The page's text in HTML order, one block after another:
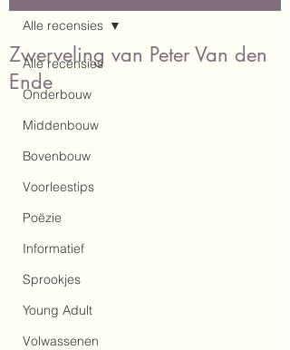
Alle recensies
Onderbouw
Middenbouw
Bovenbouw
Voorleestips
Poëzie
Informatief
Sprookjes
Young Adult
Volwassenen
Alle recensies
Zwerveling van Peter Van den
Ende